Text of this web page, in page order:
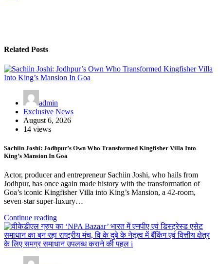
Related Posts
admin
Exclusive News
August 6, 2026
14 views
Sachiin Joshi: Jodhpur’s Own Who Transformed Kingfisher Villa Into
King’s Mansion In Goa
Actor, producer and entrepreneur Sachiin Joshi, who hails from
Jodhpur, has once again made history with the transformation of
Goa’s iconic Kingfisher Villa into King’s Mansion, a 42-room,
seven-star super-luxury…
Continue reading